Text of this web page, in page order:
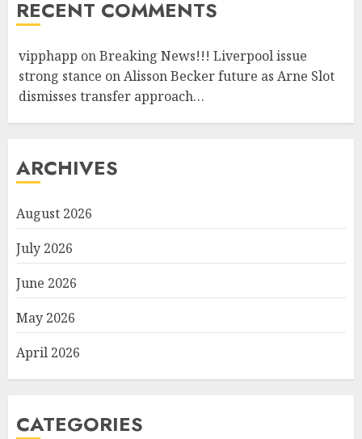
RECENT COMMENTS
vipphapp onBreaking News!!! Liverpool issue
strong stance on Alisson Becker future as Arne Slot
dismisses transfer approach…
ARCHIVES
August 2026
July 2026
June 2026
May 2026
April 2026
CATEGORIES